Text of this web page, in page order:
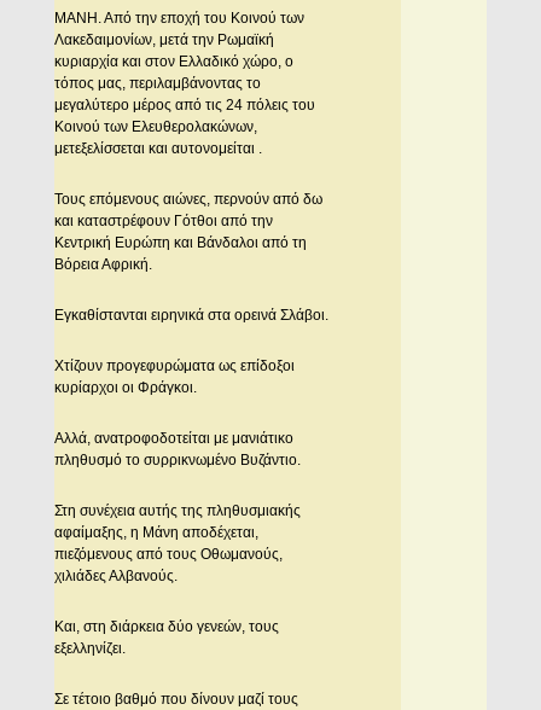
ΜΑΝΗ. Από την εποχή του Κοινού των
Λακεδαιμονίων, μετά την Ρωμαϊκή
κυριαρχία και στον Ελλαδικό χώρο, ο
τόπος μας, περιλαμβάνοντας το
μεγαλύτερο μέρος από τις 24 πόλεις του
Κοινού των Ελευθερολακώνων,
μετεξελίσσεται και αυτονομείται .
Τους επόμενους αιώνες, περνούν από δω
και καταστρέφουν Γότθοι από την
Κεντρική Ευρώπη και Βάνδαλοι από τη
Βόρεια Αφρική.
Εγκαθίστανται ειρηνικά στα ορεινά Σλάβοι.
Χτίζουν προγεφυρώματα ως επίδοξοι
κυρίαρχοι οι Φράγκοι.
Αλλά, ανατροφοδοτείται με μανιάτικο
πληθυσμό το συρρικνωμένο Βυζάντιο.
Στη συνέχεια αυτής της πληθυσμιακής
αφαίμαξης, η Μάνη αποδέχεται,
πιεζόμενους από τους Οθωμανούς,
χιλιάδες Αλβανούς.
Και, στη διάρκεια δύο γενεών, τους
εξελληνίζει.
Σε τέτοιο βαθμό που δίνουν μαζί τους